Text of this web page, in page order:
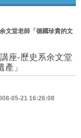
文堂老師「德國珍貴的文
座-歷史系余文堂
」
05-21 16:26:08